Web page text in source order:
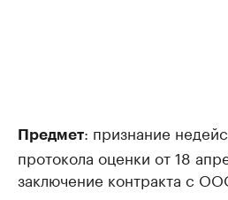
Предмет: признание
протокола оценки от 18
заключение контракта с